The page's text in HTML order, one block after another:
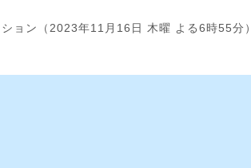
ョン（2023年11月16日 木曜 よる6時55分）